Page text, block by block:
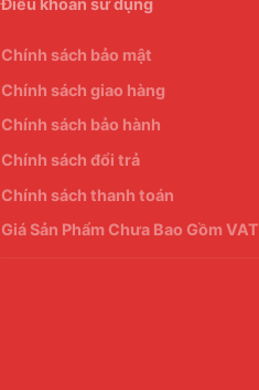
Điều khoản sử dụng
Chính sách bảo mật
Chính sách giao hàng
Chính sách bảo hành
Chính sách đổi trả
Chính sách thanh toán
Giá Sản Phẩm Chưa Bao Gồm VAT